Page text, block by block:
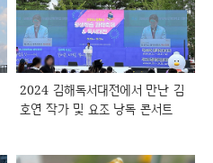
2024 김해독서대전에서 만난 김
호연 작가 및 요조 낭독 콘서트